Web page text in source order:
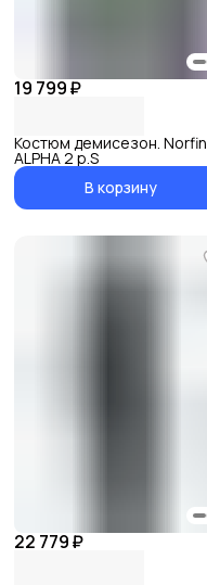
19 799 ₽
Костюм демисезон. Norfin
ALPHA 2 р.S
В корзину
22 779 ₽